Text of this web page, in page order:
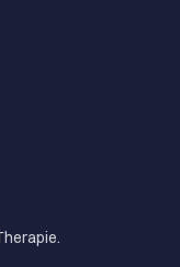
.